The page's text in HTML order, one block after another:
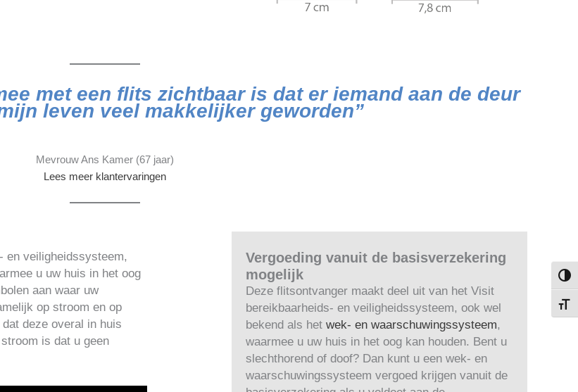
met een flits zichtbaar is dat er iemand aan de deur
leven veel makkelijker geworden”
Mevrouw Ans Kamer (67 jaar)
Lees meer klantervaringen
en veiligheidssysteem,
u uw huis in het oog
aan waar uw
op stroom en op
deze overal in huis
is dat u geen
Vergoeding vanuit de basisverzekering
mogelijk
Deze flitsontvanger maakt deel uit van het Visit
bereikbaarheids- en veiligheidssysteem, ook wel
bekend als het wek- en waarschuwingssysteem,
waarmee u uw huis in het oog kan houden. Bent u
slechthorend of doof? Dan kunt u een wek- en
waarschuwingssysteem vergoed krijgen vanuit de